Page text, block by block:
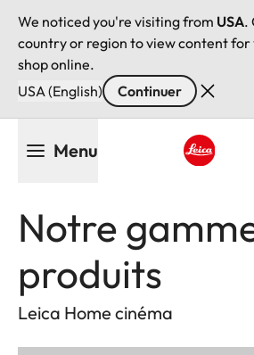
We noticed you're visiting from USA.
country or region to view content for
shop online.
USA (English)
Continuer
Menu
Notre
produits
Leica Home cinéma